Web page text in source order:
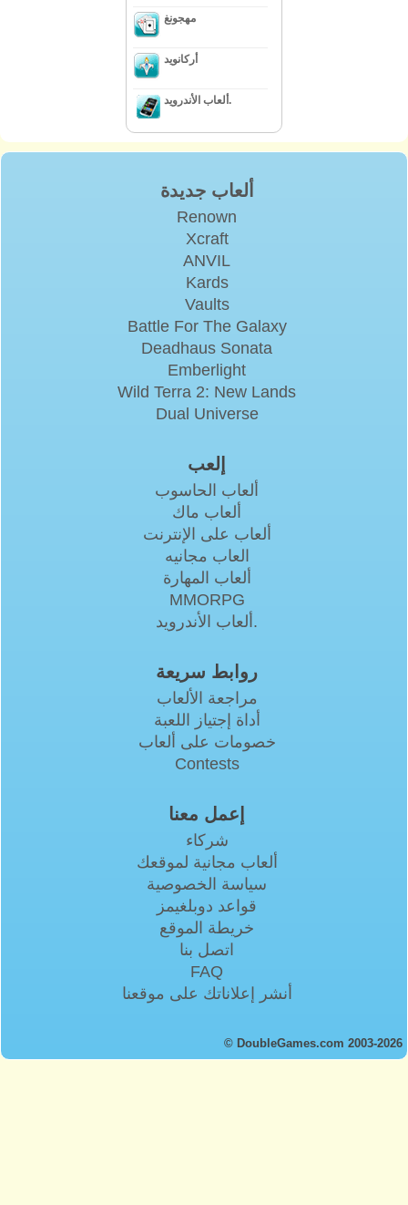
مهجونغ
أركانويد
ألعاب الأندرويد.
ألعاب جديدة
Renown
Xcraft
ANVIL
Kards
Vaults
Battle For The Galaxy
Deadhaus Sonata
Emberlight
Wild Terra 2: New Lands
Dual Universe
إلعب
ألعاب الحاسوب
ألعاب ماك
ألعاب على الإنترنت
العاب مجانيه
ألعاب المهارة
MMORPG
ألعاب الأندرويد.
روابط سريعة
مراجعة الألعاب
أداة إجتياز اللعبة
خصومات على ألعاب
Contests
إعمل معنا
شركاء
ألعاب مجانية لموقعك
سياسة الخصوصية
قواعد دوبلغيمز
خريطة الموقع
اتصل بنا
FAQ
أنشر إعلاناتك على موقعنا
© DoubleGames.com 2003-2026